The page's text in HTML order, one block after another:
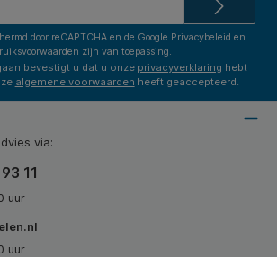
door reCAPTCHA en de Google Privacybeleid en
zijn van toepassing.
bevestigt u dat u onze privacyverklaring hebt
algemene voorwaarden heeft geaccepteerd.
via:
11
uur
uur